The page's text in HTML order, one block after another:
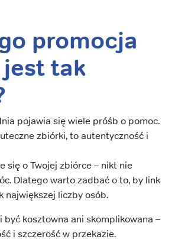
promocja
tak
pojawia się wiele próśb o pomoc.
zbiórki, to autentyczność i
się o Twojej zbiórce – nikt nie
Dlatego warto zadbać o to, by link
największej liczby osób.
być kosztowna ani skomplikowana –
i szczerość w przekazie.